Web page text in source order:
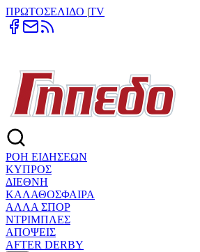
ΠΡΩΤΟΣΕΛΙΔΟ |TV
ΡΟΗ ΕΙΔΗΣΕΩΝ
ΚΥΠΡΟΣ
ΔΙΕΘΝΗ
ΚΑΛΑΘΟΣΦΑΙΡΑ
ΑΛΛΑ ΣΠΟΡ
ΝΤΡΙΜΠΛΕΣ
ΑΠΟΨΕΙΣ
AFTER DERBY